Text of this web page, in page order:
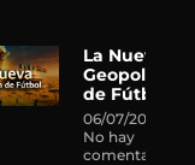
La Nueva
Geopolítica
de Fútbol
06/07/2026
No hay
comentarios